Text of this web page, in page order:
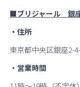
■ブリジャール 銀
・住所
東京都中央区銀座2-
・営業時間